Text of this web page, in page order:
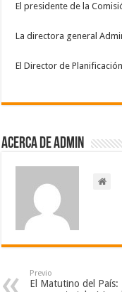
El presidente de la
La directora general
El Director de
Acerca de admin
Previo
El Matutino del País: